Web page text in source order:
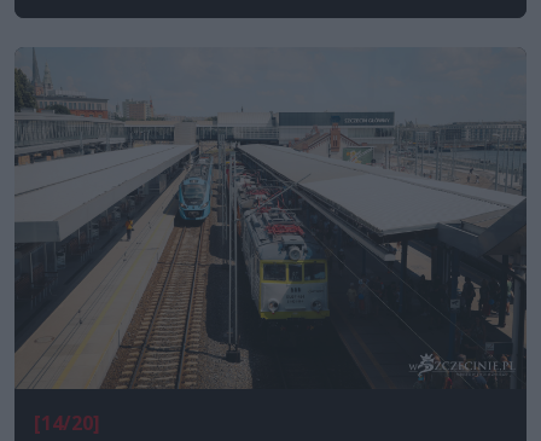
[14/20]